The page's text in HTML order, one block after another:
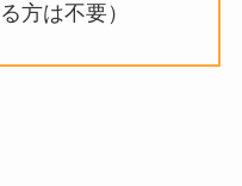
方は不要）